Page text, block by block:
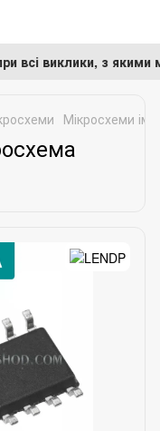
всі виклики, з
Мікросхеми